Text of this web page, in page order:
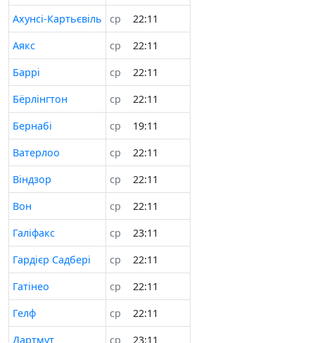
Ахунсі-Картьєвіль
ср
22:11
Аякс
ср
22:11
Баррі
ср
22:11
Бёрлінгтон
ср
22:11
Бернабі
ср
19:11
Ватерлоо
ср
22:11
Віндзор
ср
22:11
Вон
ср
22:11
Галіфакс
ср
23:11
Гардієр Садбері
ср
22:11
Гатінео
ср
22:11
Гелф
ср
22:11
Дартмут
ср
23:11